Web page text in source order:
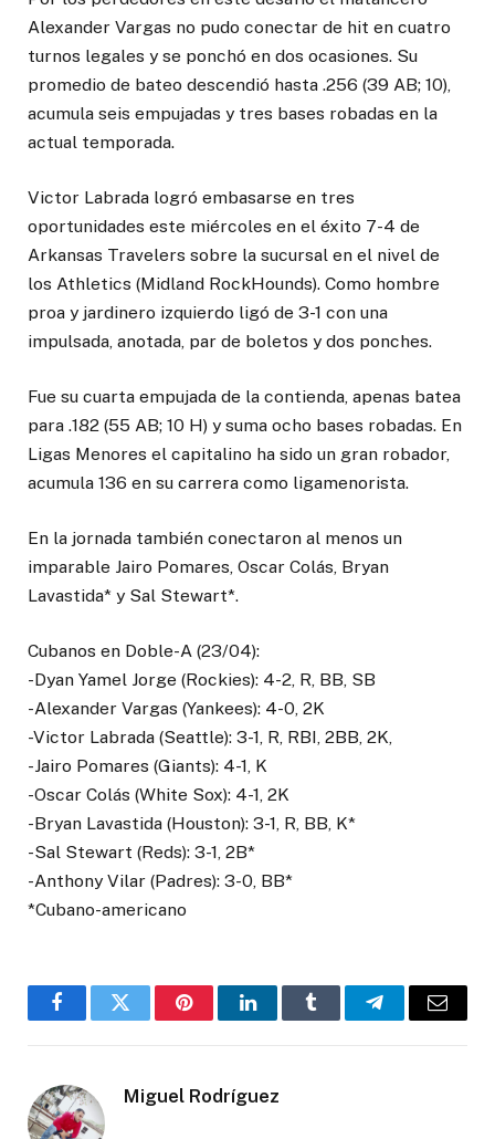
Alexander Vargas no pudo conectar de hit en cuatro
turnos legales y se ponchó en dos ocasiones. Su
promedio de bateo descendió hasta .256 (39 AB; 10),
acumula seis empujadas y tres bases robadas en la
actual temporada.
Victor Labrada logró embasarse en tres
oportunidades este miércoles en el éxito 7-4 de
Arkansas Travelers sobre la sucursal en el nivel de
los Athletics (Midland RockHounds). Como hombre
proa y jardinero izquierdo ligó de 3-1 con una
impulsada, anotada, par de boletos y dos ponches.
Fue su cuarta empujada de la contienda, apenas batea
para .182 (55 AB; 10 H) y suma ocho bases robadas. En
Ligas Menores el capitalino ha sido un gran robador,
acumula 136 en su carrera como ligamenorista.
En la jornada también conectaron al menos un
imparable Jairo Pomares, Oscar Colás, Bryan
Lavastida* y Sal Stewart*.
Cubanos en Doble-A (23/04):
-Dyan Yamel Jorge (Rockies): 4-2, R, BB, SB
-Alexander Vargas (Yankees): 4-0, 2K
-Victor Labrada (Seattle): 3-1, R, RBI, 2BB, 2K,
-Jairo Pomares (Giants): 4-1, K
-Oscar Colás (White Sox): 4-1, 2K
-Bryan Lavastida (Houston): 3-1, R, BB, K*
-Sal Stewart (Reds): 3-1, 2B*
-Anthony Vilar (Padres): 3-0, BB*
*Cubano-americano
FacebookTwitter PinterestLinkedInTumblr TelegramEmail
Miguel Rodríguez